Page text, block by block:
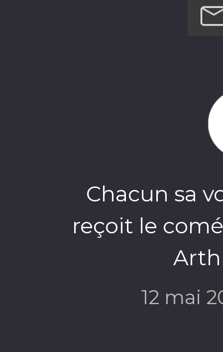
Chacun sa
reçoit le
12 mai